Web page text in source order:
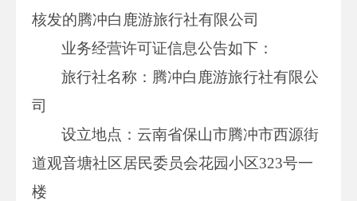
核发的腾冲白鹿游旅行社有限公司
业务经营许可证信息公告如下：
旅行社名称：腾冲白鹿游旅行社有限公
司
设立地点：云南省保山市腾冲市西源街
道观音塘社区居民委员会花园小区323号一
楼